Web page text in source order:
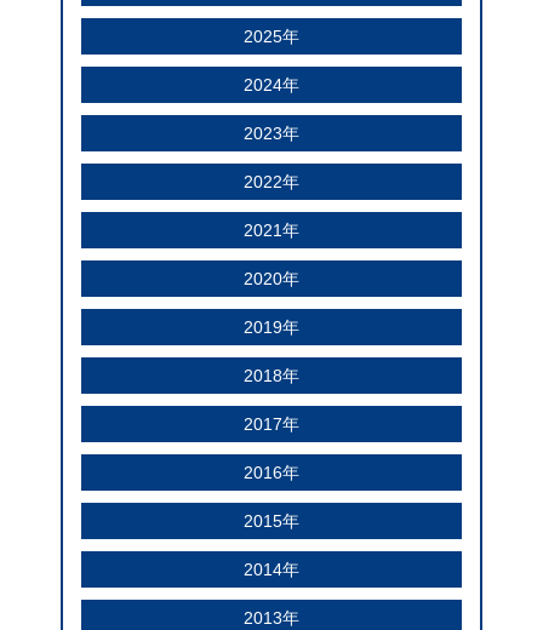
2025年
2024年
2023年
2022年
2021年
2020年
2019年
2018年
2017年
2016年
2015年
2014年
2013年